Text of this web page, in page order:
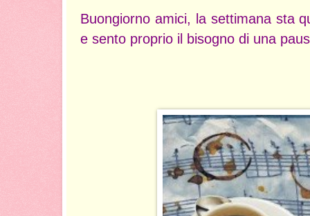
Buongiorno amici, la settimana sta
e sento proprio il bisogno di una